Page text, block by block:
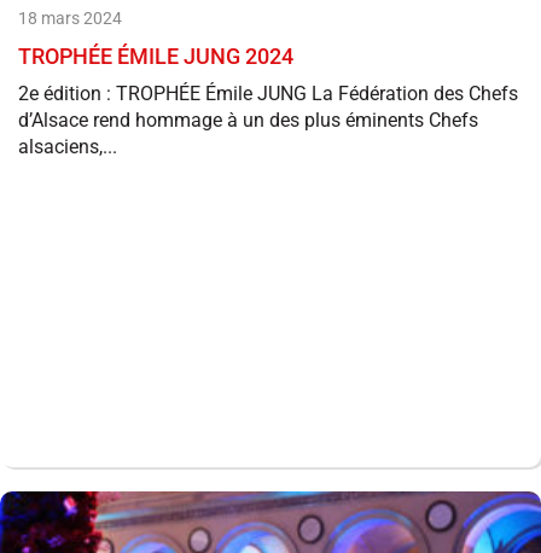
18 mars 2024
TROPHÉE ÉMILE JUNG 2024
2e édition : TROPHÉE Émile JUNG La Fédération des Chefs
d’Alsace rend hommage à un des plus éminents Chefs
alsaciens,...